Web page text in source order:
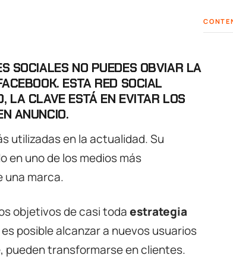
SOCIALES NO PUEDES OBVIAR LA
ESTA RED SOCIAL
LA CLAVE ESTÁ EN EVITAR LOS
ANUNCIO.
utilizadas en la actualidad. Su
en uno de los medios más
una marca.
objetivos de casi todaestrategia
posible alcanzar a nuevos usuarios
transformarse en clientes.